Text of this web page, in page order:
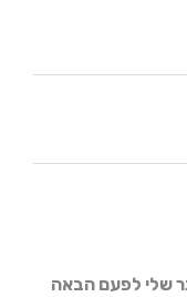
שלי לפעם הבאה